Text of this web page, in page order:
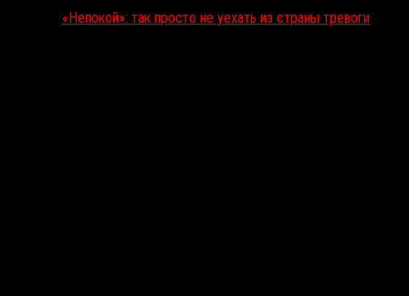
«Непокой»: так просто не уехать из страны тревоги